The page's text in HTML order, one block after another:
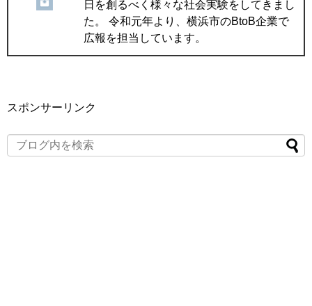
日を創るべく様々な社会実験をしてきまし
た。 令和元年より、横浜市のBtoB企業で
広報を担当しています。
スポンサーリンク